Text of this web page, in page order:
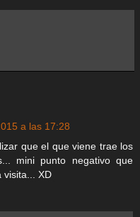
a las 17:28
que el que viene trae los
mini punto negativo que
visita... XD